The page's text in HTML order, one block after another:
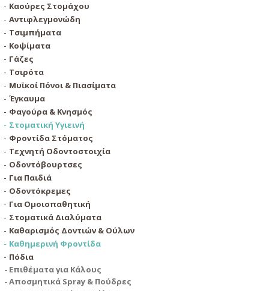
Καούρες Στομάχου
Αντιφλεγμονώδη
Τσιμπήματα
Κοψίματα
Γάζες
Τσιρότα
Μυϊκοί Πόνοι & Πιασίματα
Έγκαυμα
Φαγούρα & Κνησμός
Στοματική Υγιεινή
Φροντίδα Στόματος
Τεχνητή Οδοντοστοιχία
Οδοντόβουρτσες
Για Παιδιά
Οδοντόκρεμες
Για Ομοιοπαθητική
Στοματικά Διαλύματα
Καθαρισμός Δοντιών & Ούλων
Καθημερινή Φροντίδα
Πόδια
Επιθέματα για Κάλους
Αποσμητικά Spray & Πούδρες